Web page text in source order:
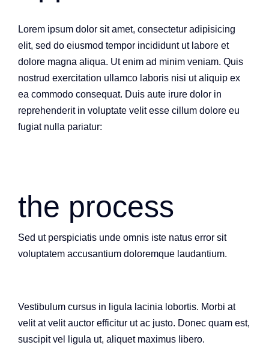
Lorem ipsum dolor sit amet, consectetur adipisicing
elit, sed do eiusmod tempor incididunt ut labore et
dolore magna aliqua. Ut enim ad minim veniam. Quis
nostrud exercitation ullamco laboris nisi ut aliquip ex
ea commodo consequat. Duis aute irure dolor in
reprehenderit in voluptate velit esse cillum dolore eu
fugiat nulla pariatur:
the process
Sed ut perspiciatis unde omnis iste natus error sit
voluptatem accusantium doloremque laudantium.
Vestibulum cursus in ligula lacinia lobortis. Morbi at
velit at velit auctor efficitur ut ac justo. Donec quam est,
suscipit vel ligula ut, aliquet maximus libero.